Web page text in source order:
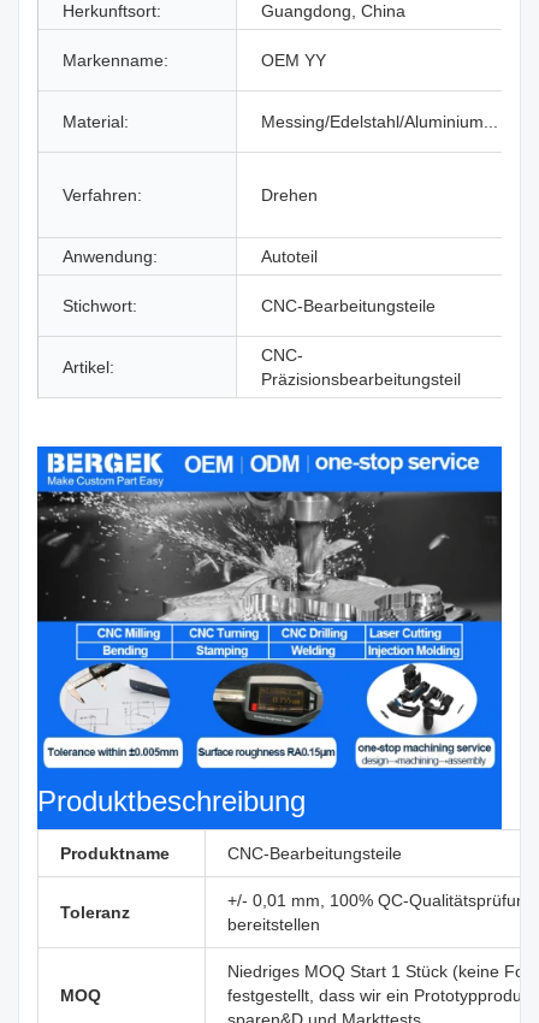
Herkunftsort:
Guangdong, China
Markenname: OEM YY
Material: Messing/Edelstahl/Aluminium...
Verfahren: Drehen
Anwendung: Autoteil
Stichwort: CNC-Bearbeitungsteile
Artikel:
CNC-
Präzisionsbearbeitungsteil
Produktbeschreibung
Produktname CNC-Bearbeitungsteile
Toleranz
+/- 0,01 mm, 100% QC-
bereitstellen
MOQ
Niedriges MOQ Start 1 Stück (keine
festgestellt, dass wir ein
sparen&D und Markttests